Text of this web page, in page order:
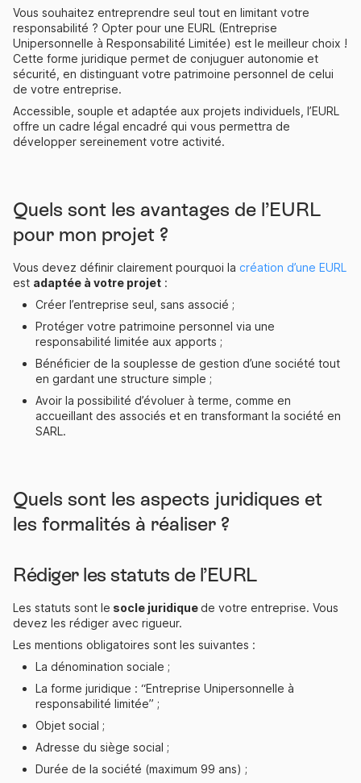
Vous souhaitez entreprendre seul tout en limitant votre
responsabilité ? Opter pour une EURL (Entreprise
Unipersonnelle à Responsabilité Limitée) est le meilleur choix !
Cette forme juridique permet de conjuguer autonomie et
sécurité, en distinguant votre patrimoine personnel de celui
de votre entreprise.
Accessible, souple et adaptée aux projets individuels, l’EURL
offre un cadre légal encadré qui vous permettra de
développer sereinement votre activité.
Quels sont les avantages de l’EURL
pour mon projet ?
Vous devez définir clairement pourquoi la création d’une EURL
est adaptée à votre projet :
Créer l’entreprise seul, sans associé ;
Protéger votre patrimoine personnel via une
responsabilité limitée aux apports ;
Bénéficier de la souplesse de gestion d’une société tout
en gardant une structure simple ;
Avoir la possibilité d’évoluer à terme, comme en
accueillant des associés et en transformant la société en
SARL.
Quels sont les aspects juridiques et
les formalités à réaliser ?
Rédiger les statuts de l’EURL
Les statuts sont le socle juridiquede votre entreprise. Vous
devez les rédiger avec rigueur.
Les mentions obligatoires sont les suivantes :
La dénomination sociale ;
La forme juridique : “Entreprise Unipersonnelle à
responsabilité limitée” ;
Objet social ;
Adresse du siège social ;
Durée de la société (maximum 99 ans) ;